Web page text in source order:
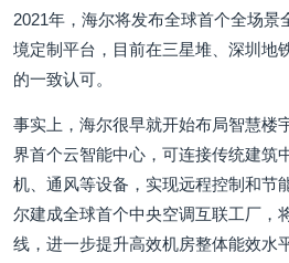
2021年，海尔将发布全球首个全场
境定制平台，目前在三星堆、深圳地
的一致认可。
事实上，海尔很早就开始布局智慧楼
界首个云智能中心，可连接传统建筑
机、通风等设备，实现远程控制和节
尔建成全球首个中央空调互联工厂，
线，进一步提升高效机房整体能效水